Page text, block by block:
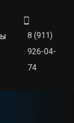
8 (911)
926-04-
74